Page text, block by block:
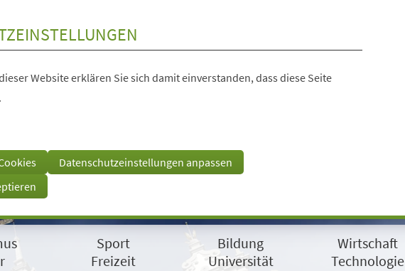
Website erklären Sie sich damit einverstanden, dass diese Seite
Datenschutzeinstellungen anpassen
Sport
Freizeit
Bildung
Universität
Wirtschaft
Technologie